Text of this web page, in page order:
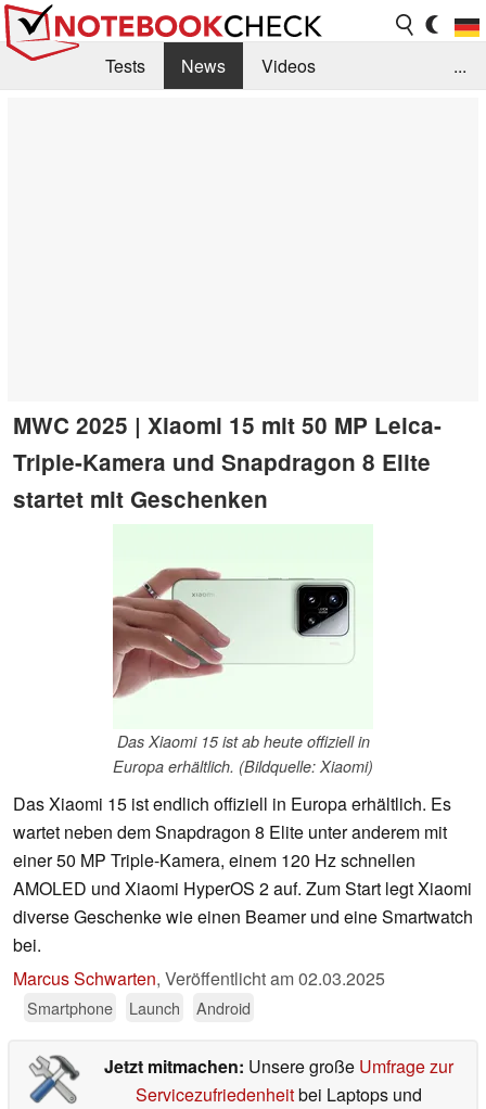
Tests News
Videos
...
MWC 2025 | Xiaomi 15 mit 50 MP Leica-
Triple-Kamera und Snapdragon 8 Elite
startet mit Geschenken
Das Xiaomi 15 ist ab heute offiziell in
Europa erhältlich. (Bildquelle: Xiaomi)
Das Xiaomi 15 ist endlich offiziell in Europa erhältlich. Es
wartet neben dem Snapdragon 8 Elite unter anderem mit
einer 50 MP Triple-Kamera, einem 120 Hz schnellen
AMOLED und Xiaomi HyperOS 2 auf. Zum Start legt Xiaomi
diverse Geschenke wie einen Beamer und eine Smartwatch
bei.
Marcus Schwarten, Veröffentlicht am02.03.2025
Smartphone Launch Android
Jetzt mitmachen: Unsere große Umfrage zur
Servicezufriedenheitbei Laptops und